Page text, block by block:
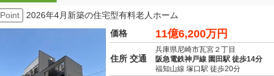
Point
2026年4月新築の住宅型有料老人ホーム
価格
11億6,200万円
住所 交通
兵庫県尼崎市瓦宮２丁目
阪急電鉄神戸線 園田駅 徒歩14分
福知山線 塚口駅 徒歩20分